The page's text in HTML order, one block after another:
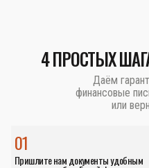
4 ПРОСТЫХ
Даём
финансовые
или
01
Пришлите нам документы удобным